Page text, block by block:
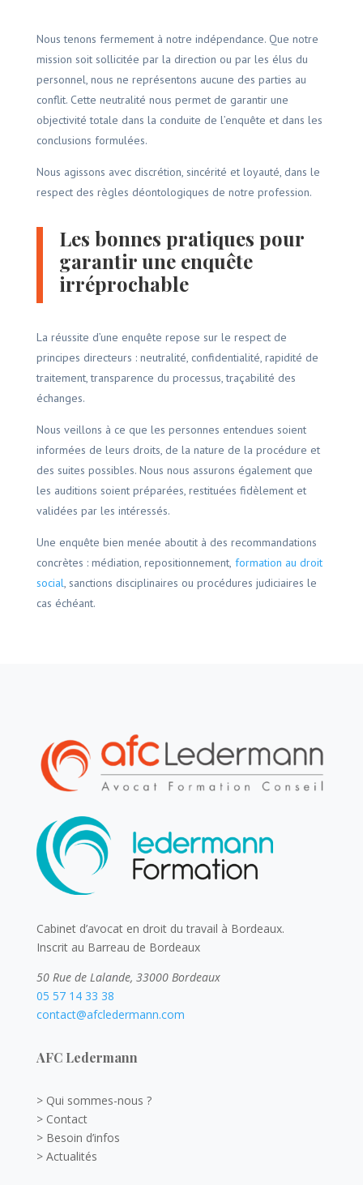
Nous tenons fermement à notre indépendance. Que notre
mission soit sollicitée par la direction ou par les élus du
personnel, nous ne représentons aucune des parties au
conflit. Cette neutralité nous permet de garantir une
objectivité totale dans la conduite de l’enquête et dans les
conclusions formulées.
Nous agissons avec discrétion, sincérité et loyauté, dans le
respect des règles déontologiques de notre profession.
Les bonnes pratiques pour
garantir une enquête
irréprochable
La réussite d’une enquête repose sur le respect de
principes directeurs : neutralité, confidentialité, rapidité de
traitement, transparence du processus, traçabilité des
échanges.
Nous veillons à ce que les personnes entendues soient
informées de leurs droits, de la nature de la procédure et
des suites possibles. Nous nous assurons également que
les auditions soient préparées, restituées fidèlement et
validées par les intéressés.
Une enquête bien menée aboutit à des recommandations
concrètes : médiation, repositionnement, formation au droit
social, sanctions disciplinaires ou procédures judiciaires le
cas échéant.
Cabinet d’avocat en droit du travail à Bordeaux.
Inscrit au Barreau de Bordeaux
50 Rue de Lalande, 33000 Bordeaux
05 57 14 33 38
contact@afcledermann.com
AFC Ledermann
> Qui sommes-nous ?
> Contact
> Besoin d’infos
> Actualités